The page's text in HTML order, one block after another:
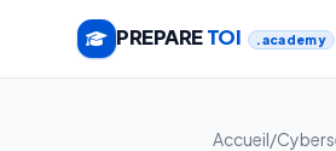
PREPARETOI .academy
Accueil/